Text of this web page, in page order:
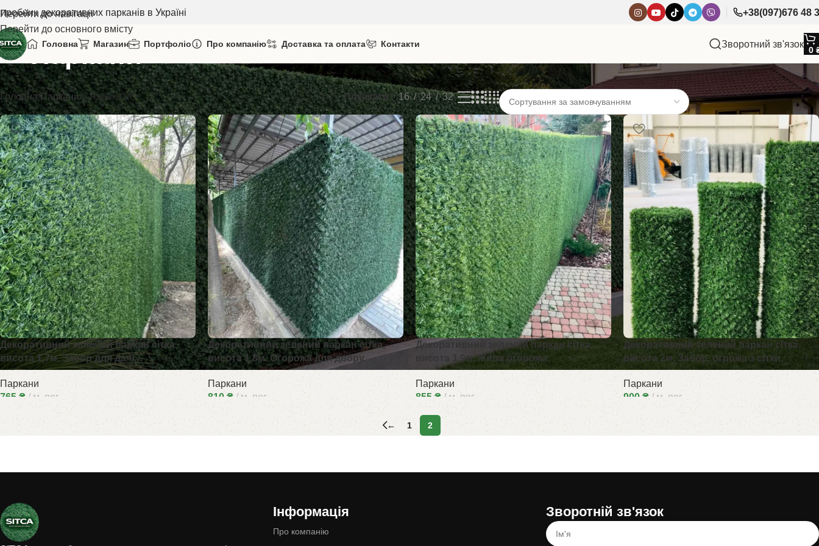
Перейти до навігації
Перейти до основного вмісту
декоративних парканів в Україні +38(097)676 48
Головна Магазин Портфоліо Про компанію Доставка та оплата Контакти Зворотний зв'язок
0
Паркани
Головна Паркани Сторінка 2 Показати 16 24 32
Декоративний зелений паркан сітка,
висота 1,7м. Забор для дачі.
Паркани
765 ₴ м. пог.
Декоративний зелений паркан сітка,
висота 1,8м. Огорожа для двору.
Паркани
810₴ м. пог.
Декоративний зелений паркан сітка,
висота 1,9м. Жива огорожа.
Паркани
855 ₴ м. пог.
Декоративний зелений паркан сітка,
висота 2м. Забор, огрожа з сітки.
Паркани
900 ₴ м. пог.
← 1 2
Інформація
Про компанію
Зворотній зв'язок